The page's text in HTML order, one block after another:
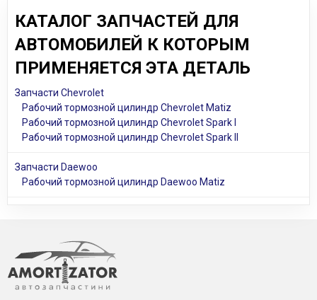
КАТАЛОГ ЗАПЧАСТЕЙ ДЛЯ
АВТОМОБИЛЕЙ К КОТОРЫМ
ПРИМЕНЯЕТСЯ ЭТА ДЕТАЛЬ
Запчасти Chevrolet
Рабочий тормозной цилиндр Chevrolet Matiz
Рабочий тормозной цилиндр Chevrolet Spark I
Рабочий тормозной цилиндр Chevrolet Spark II
Запчасти Daewoo
Рабочий тормозной цилиндр Daewoo Matiz